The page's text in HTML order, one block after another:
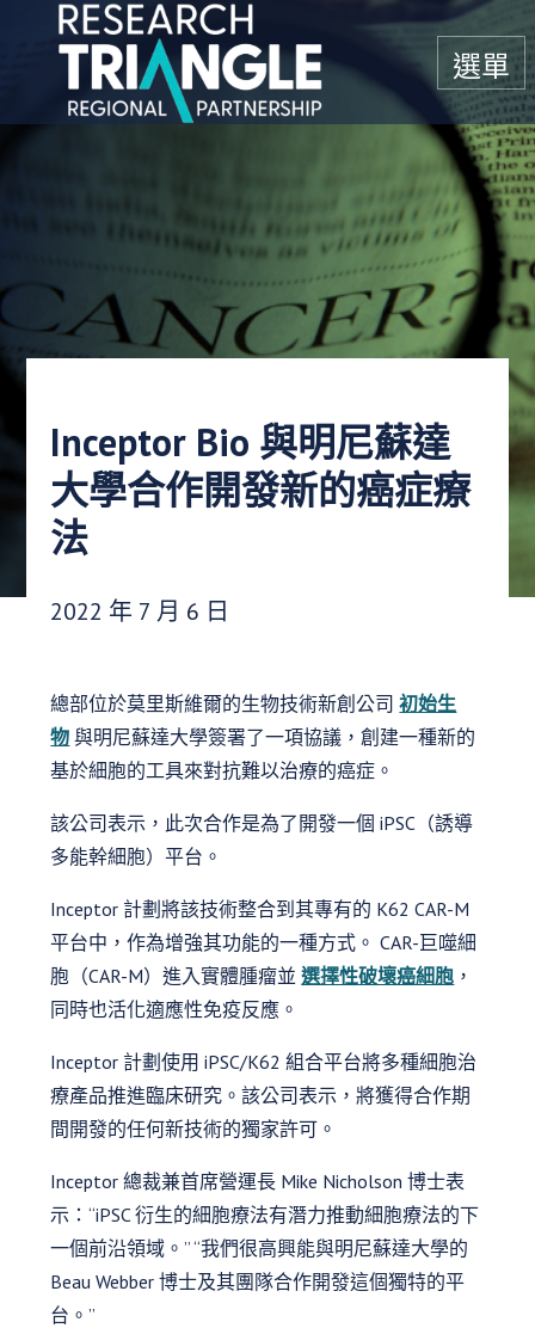
跳至內容
選單
Inceptor Bio 與明尼蘇達
大學合作開發新的癌症療
法
發布日期：
2022 年 7 月 6 日
總部位於莫里斯維爾的生物技術新創公司初始生
物 與明尼蘇達大學簽署了一項協議，創建一種新的
基於細胞的工具來對抗難以治療的癌症。
該公司表示，此次合作是為了開發一個 iPSC（誘導
多能幹細胞）平台。
Inceptor 計劃將該技術整合到其專有的 K62 CAR-M
平台中，作為增強其功能的一種方式。 CAR-巨噬細
胞（CAR-M）進入實體腫瘤並選擇性破壞癌細胞 ，
同時也活化適應性免疫反應。
Inceptor 計劃使用 iPSC/K62 組合平台將多種細胞治
療產品推進臨床研究。該公司表示，將獲得合作期
間開發的任何新技術的獨家許可。
Inceptor 總裁兼首席營運長 Mike Nicholson 博士表
示：“iPSC 衍生的細胞療法有潛力推動細胞療法的下
一個前沿領域。” “我們很高興能與明尼蘇達大學的
Beau Webber 博士及其團隊合作開發這個獨特的平
台。”